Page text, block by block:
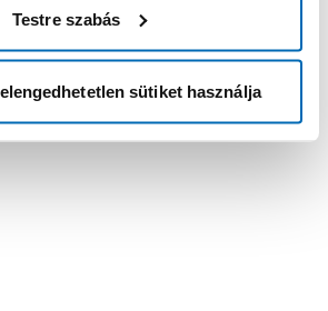
Testre szabás
sütiket használja